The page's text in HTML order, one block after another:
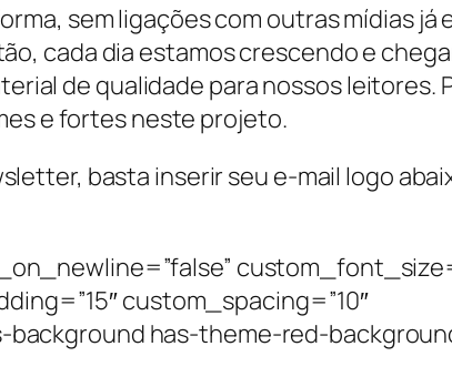
sem ligações com outras mídias já
cada dia estamos crescendo e
de qualidade para nossos leitores.
e fortes neste projeto.
basta inserir seu e-mail logo
custom_spacing=”10″
has-theme-red-